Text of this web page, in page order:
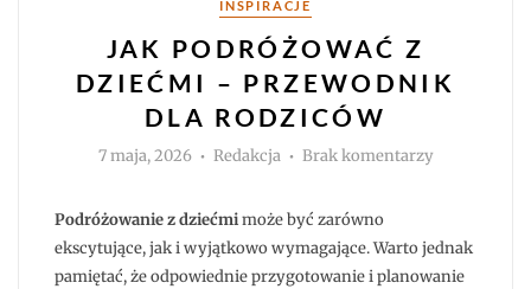
INSPIRACJE
JAK PODRÓŻOWAĆ Z
DZIEĆMI – PRZEWODNIK
DLA RODZICÓW
7 maja, 2026 Autor
Redakcja Brak komentarzydo
przewodnik
rodziców
Podróżowanie z dziećmimoże być zarówno
ekscytujące, jak i wyjątkowo wymagające. Warto jednak
pamiętać, że odpowiednie przygotowanie i planowanie